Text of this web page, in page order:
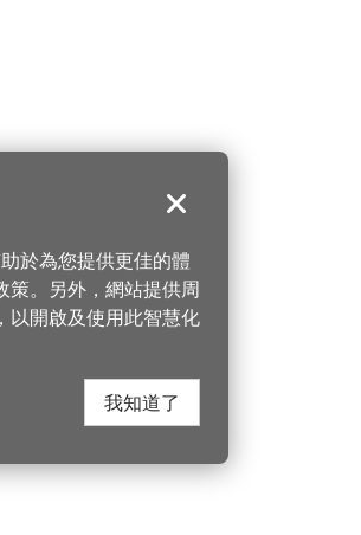
關閉
於為您提供更佳的體
。另外，網站提供周
以開啟及使用此智慧化
我知道了